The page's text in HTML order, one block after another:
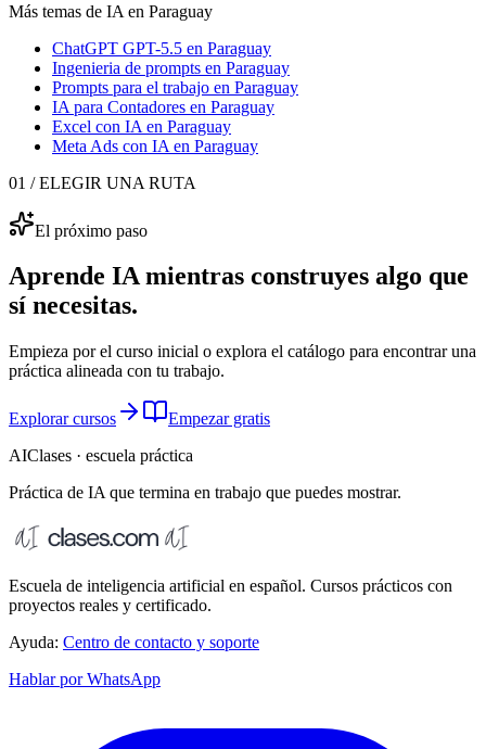
Más temas de IA en Paraguay
ChatGPT GPT-5.5 en Paraguay
Ingenieria de prompts en Paraguay
Prompts para el trabajo en Paraguay
IA para Contadores en Paraguay
Excel con IA en Paraguay
Meta Ads con IA en Paraguay
01 / ELEGIR UNA RUTA
El próximo paso
Aprende IA mientras construyes algo que
sí necesitas.
Empieza por el curso inicial o explora el catálogo para encontrar una
práctica alineada con tu trabajo.
Explorar cursos
Empezar gratis
AIClases · escuela práctica
Práctica de IA que termina en trabajo que puedes mostrar.
Escuela de inteligencia artificial en español. Cursos prácticos con
proyectos reales y certificado.
Ayuda: Centro de contacto y soporte
Hablar por WhatsApp